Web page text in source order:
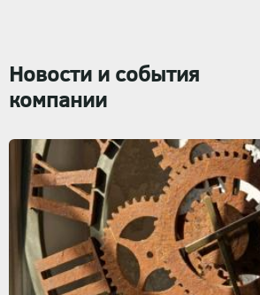
Новости и события
компании